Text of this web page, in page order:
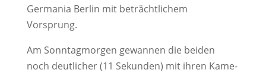
Ger­ma­nia Ber­lin mit beträcht­li­chem
Vorsprung.
Am Sonn­tag­mor­gen gewan­nen die bei­den
noch deut­li­cher (11 Sekun­den) mit ihren Kame­